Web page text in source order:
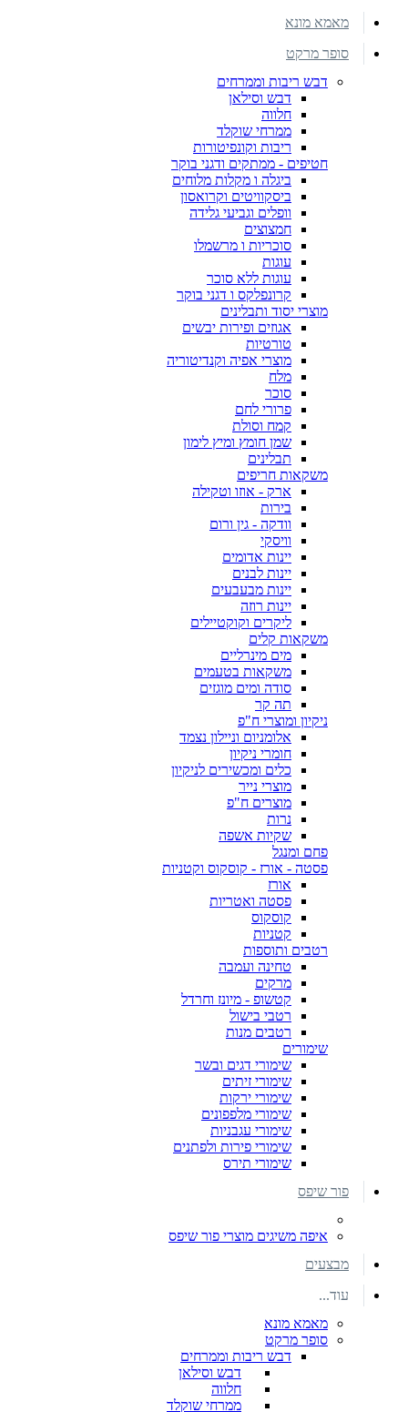
מאמא מונא
סופר מרקט
דבש ריבות וממרחים
דבש וסילאן
חלווה
ממרחי שוקלד
ריבות וקונפיטורות
חטיפים - ממתקים ודגני בוקר
ביגלה ו מקלות מלוחים
ביסקוויטים וקרואסון
וופלים וגביעי גלידה
חמצוצים
סוכריות ו מרשמלו
עוגות
עוגות ללא סוכר
קרונפלקס ו דגני בוקר
מוצרי יסוד ותבלינים
אגוזים ופירות יבשים
טורטיות
מוצרי אפיה וקנדיטוריה
מלח
סוכר
פרורי לחם
קמח וסולת
שמן חומץ ומיץ לימון
תבלינים
משקאות חריפים
ארק - אוזו וטקילה
בירות
וודקה - גין ורום
וויסקי
יינות אדומים
יינות לבנים
יינות מבעבעים
יינות רוזה
ליקרים וקוקטיילים
משקאות קלים
מים מינרליים
משקאות בטעמים
סודה ומים מוגזים
תה קר
ניקיון ומוצרי ח"פ
אלומניום וניילון נצמד
חומרי ניקיון
כלים ומכשירים לניקיון
מוצרי נייר
מוצרים ח"פ
נרות
שקיות אשפה
פחם ומנגל
פסטה - אורז - קוסקוס וקטניות
אורז
פסטה ואטריות
קוסקוס
קטניות
רטבים ותוספות
טחינה ועמבה
מרקים
קטשופ - מיונז וחרדל
רטבי בישול
רטבים מנות
שימורים
שימורי דגים ובשר
שימורי זיתים
שימורי ירקות
שימורי מלפפונים
שימורי עגבניות
שימורי פירות ולפתנים
שימורי תירס
פור שיפס
איפה משיגים מוצרי פור שיפס
מבצעים
עוד...
מאמא מונא
סופר מרקט
דבש ריבות וממרחים
דבש וסילאן
חלווה
ממרחי שוקלד